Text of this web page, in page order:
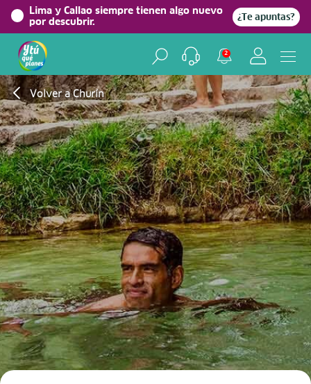
Lima y Callao siempre tienen algo nuevo
por descubrir.
¿Te apuntas?
2
Volver a Churín